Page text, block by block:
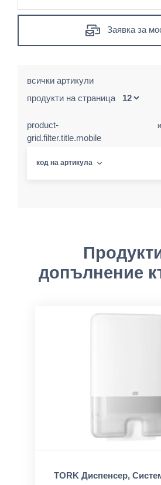
Заявка за
всички артикули
продукти на страница
product-
grid.filter.title.mobile
код на артикула
допълнение
TORK Диспенсер,